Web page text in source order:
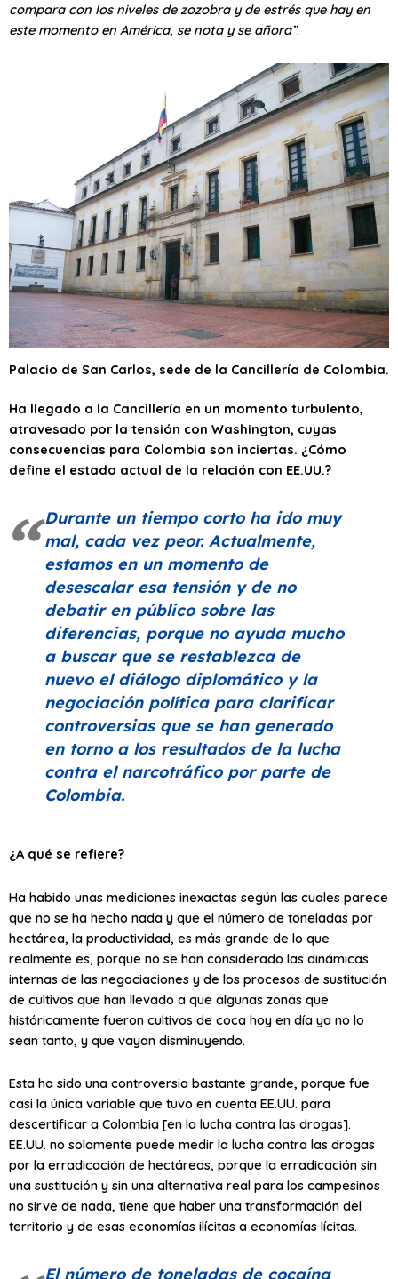
compara con los niveles de zozobra y de estrés que hay en
este momento en América, se nota y se añora”.
Palacio de San Carlos, sede de la Cancillería de Colombia.
Ha llegado a la Cancillería en un momento turbulento,
atravesado por la tensión con Washington, cuyas
consecuencias para Colombia son inciertas. ¿Cómo
define el estado actual de la relación con EE.UU.?
Durante un tiempo corto ha ido muy
mal, cada vez peor. Actualmente,
estamos en un momento de
desescalar esa tensión y de no
debatir en público sobre las
diferencias, porque no ayuda mucho
a buscar que se restablezca de
nuevo el diálogo diplomático y la
negociación política para clarificar
controversias que se han generado
en torno a los resultados de la lucha
contra el narcotráfico por parte de
Colombia.
¿A qué se refiere?
Ha habido unas mediciones inexactas según las cuales parece
que no se ha hecho nada y que el número de toneladas por
hectárea, la productividad, es más grande de lo que
realmente es, porque no se han considerado las dinámicas
internas de las negociaciones y de los procesos de sustitución
de cultivos que han llevado a que algunas zonas que
históricamente fueron cultivos de coca hoy en día ya no lo
sean tanto, y que vayan disminuyendo.
Esta ha sido una controversia bastante grande, porque fue
casi la única variable que tuvo en cuenta EE.UU. para
descertificar a Colombia [en la lucha contra las drogas].
EE.UU. no solamente puede medir la lucha contra las drogas
por la erradicación de hectáreas, porque la erradicación sin
una sustitución y sin una alternativa real para los campesinos
no sirve de nada, tiene que haber una transformación del
territorio y de esas economías ilícitas a economías lícitas.
El número de toneladas de cocaína